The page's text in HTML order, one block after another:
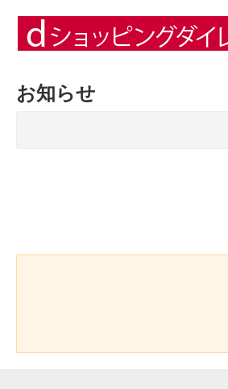
お知らせ